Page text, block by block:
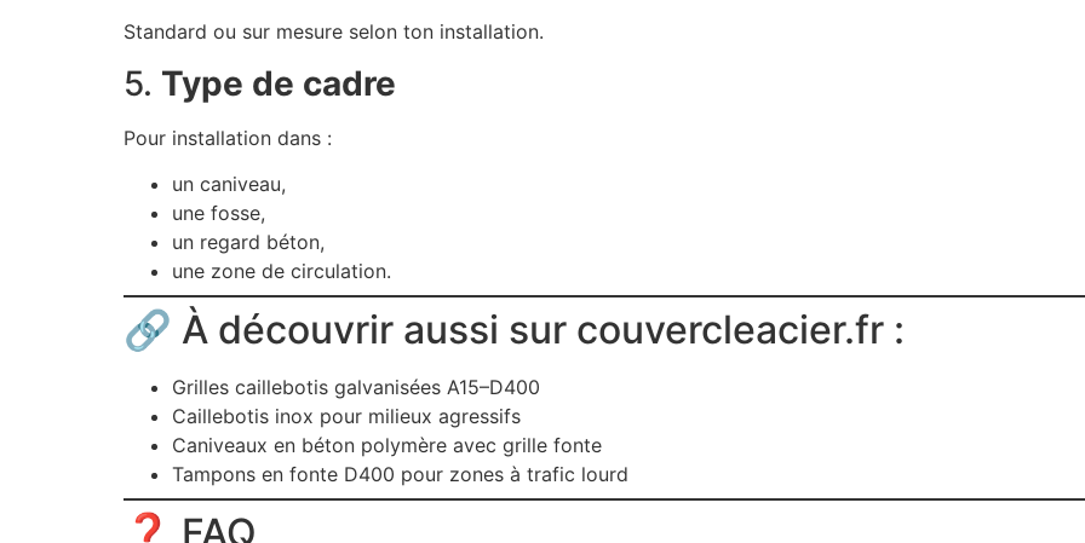
Standard ou sur mesure selon ton installation.
5. Type de cadre
Pour installation dans :
un caniveau,
une fosse,
un regard béton,
une zone de circulation.
🔗 À découvrir aussi sur couvercleacier.fr :
Grilles caillebotis galvanisées A15–D400
Caillebotis inox pour milieux agressifs
Caniveaux en béton polymère avec grille fonte
Tampons en fonte D400 pour zones à trafic lourd
❓ FAQ